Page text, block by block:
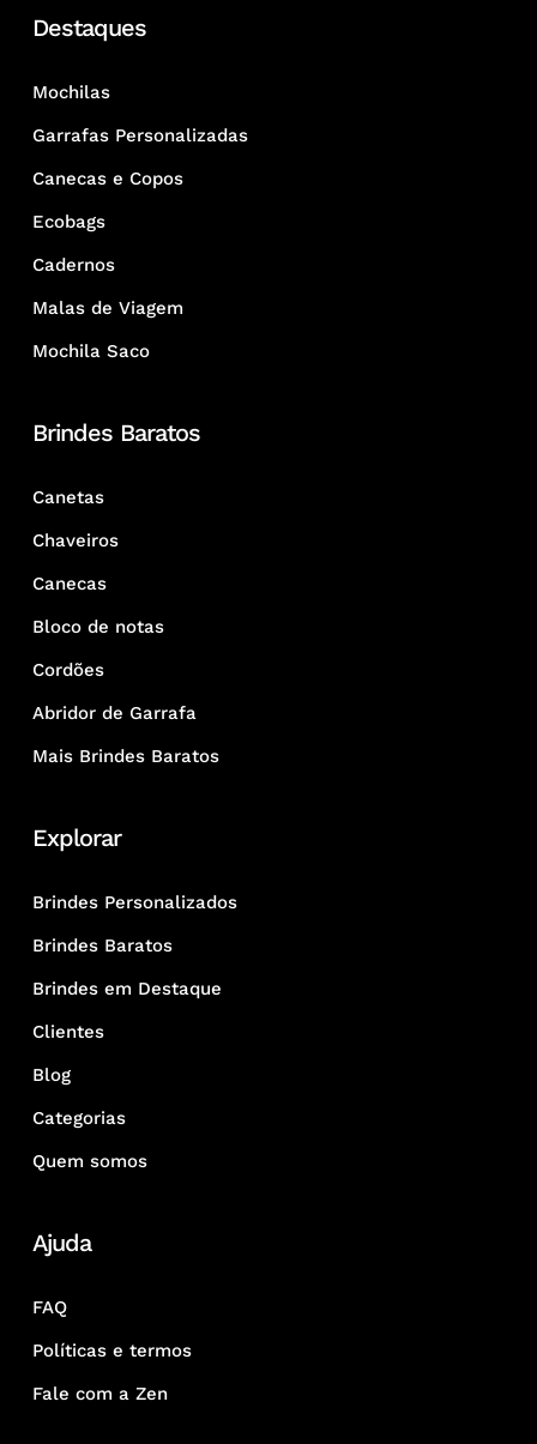
Destaques
Mochilas
Garrafas Personalizadas
Canecas e Copos
Ecobags
Cadernos
Malas de Viagem
Mochila Saco
Brindes Baratos
Canetas
Chaveiros
Canecas
Bloco de notas
Cordões
Abridor de Garrafa
Mais Brindes Baratos
Explorar
Brindes Personalizados
Brindes Baratos
Brindes em Destaque
Clientes
Blog
Categorias
Quem somos
Ajuda
FAQ
Políticas e termos
Fale com a Zen